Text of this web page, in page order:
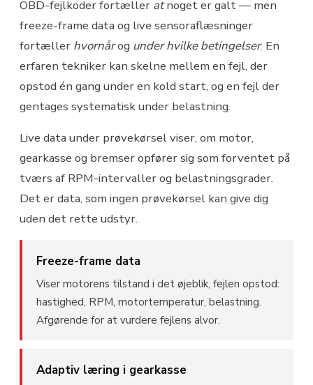
OBD-fejlkoder fortæller atnoget er galt — men
freeze-frame data og live sensoraflæsninger
fortæller hvornårog under hvilke betingelser. En
erfaren tekniker kan skelne mellem en fejl, der
opstod én gang under en kold start, og en fejl der
gentages systematisk under belastning.
Live data under prøvekørsel viser, om motor,
gearkasse og bremser opfører sig som forventet på
tværs af RPM-intervaller og belastningsgrader.
Det er data, som ingen prøvekørsel kan give dig
uden det rette udstyr.
Freeze-frame data
Viser motorens tilstand i det øjeblik, fejlen opstod:
hastighed, RPM, motortemperatur, belastning.
Afgørende for at vurdere fejlens alvor.
Adaptiv læring i gearkasse